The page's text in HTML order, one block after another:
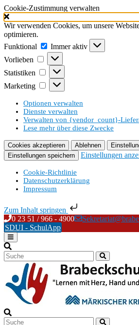
Cookie-Zustimmung verwalten
Wir verwenden Cookies, um unsere
optimieren.
Funktional
Funktional
Immer aktiv
Vorlieben
Vorlieben
Statistiken Statistiken
Marketing Marketing
Optionen verwalten
Dienste verwalten
Verwalten von {vendor_count}-
Lese mehr über diese Zwecke
Cookies akzeptieren Ablehnen
Einstellungen speichern
Einstellungen
Cookie-Richtlinie
Datenschutzerklärung
Impressum
Zum Inhalt springen
Skip
to
content
0 23 51 / 966 - 4900
SDUI - SchulApp